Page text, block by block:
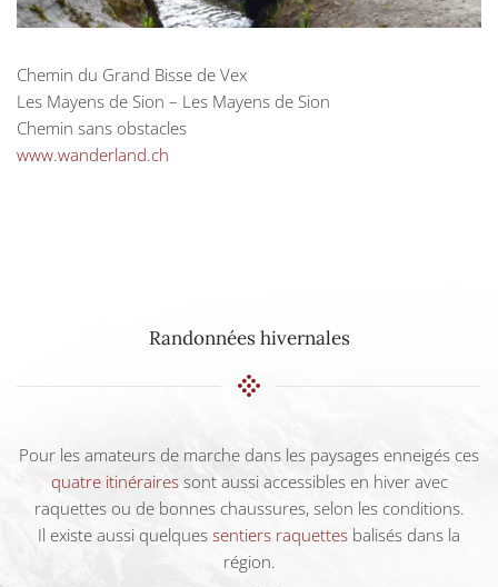
Chemin du Grand Bisse de Vex
Les Mayens de Sion – Les Mayens de Sion
Chemin sans obstacles
www.wanderland.ch
Randonnées hivernales
Pour les amateurs de marche dans les paysages enneigés ces
quatre itinérairessont aussi accessibles en hiver avec
raquettes ou de bonnes chaussures, selon les conditions.
Il existe aussi quelques sentiers raquettes balisés dans la
région.